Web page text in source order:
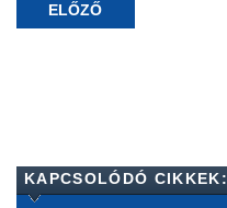
ELŐZŐ
KAPCSOLÓDÓ CIKKEK: